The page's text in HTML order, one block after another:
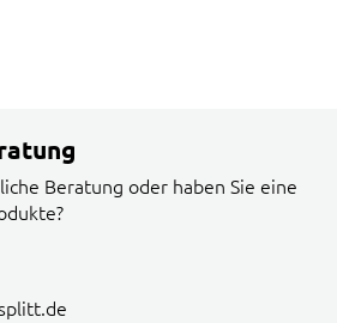
Beratung oder haben Sie eine